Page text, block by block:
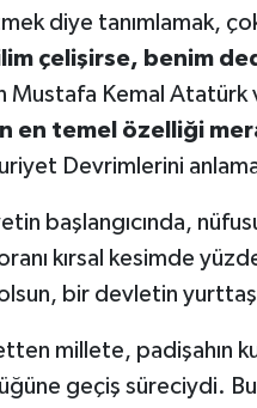
diye tanımlamak,
çelişirse, benim
Mustafa Kemal Atatürk
en temel özelliği
Devrimlerini
başlangıcında,
kırsal kesimde
bir devletin
millete, padişahın
geçiş süreciydi.